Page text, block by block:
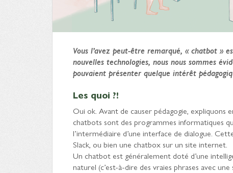
Vous l’avez peut-être remarqué, « chatbot »
nouvelles technologies, nous nous sommes
pouvaient présenter quelque intérêt
Les quoi ?!
Oui ok. Avant de causer pédagogie,
chatbots sont des programmes informatiques
l’intermédiaire d’une interface de dialogue.
Slack, ou bien une chatbox sur un site internet.
Un chatbot est généralement doté d’une
naturel (c’est-à-dire des vraies phrases avec